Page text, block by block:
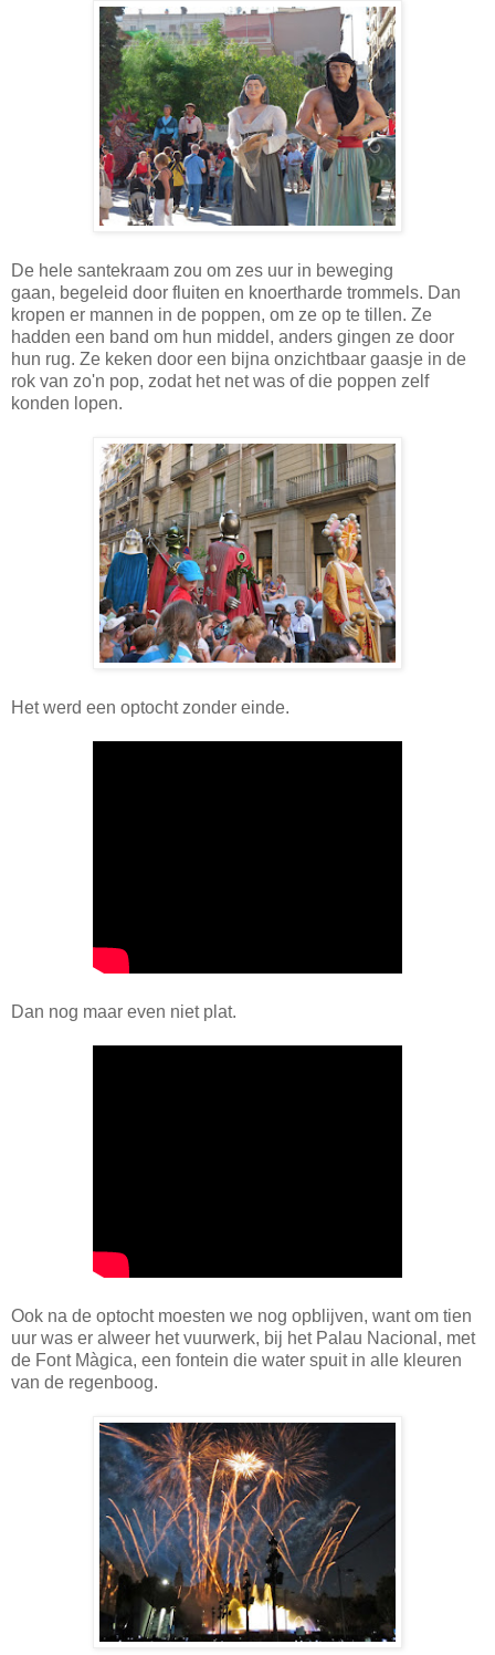
De hele santekraam zou om zes uur in beweging
gaan, begeleid door fluiten en knoertharde trommels. Dan
kropen er mannen in de poppen, om ze op te tillen. Ze
hadden een band om hun middel, anders gingen ze door
hun rug. Ze keken door een bijna onzichtbaar gaasje in de
rok van zo'n pop, zodat het net was of die poppen zelf
konden lopen.
Het werd een optocht zonder einde.
Dan nog maar even niet plat.
Ook na de optocht moesten we nog opblijven, want om tien
uur was er alweer het vuurwerk, bij het Palau Nacional, met
de Font Màgica, een fontein die water spuit in alle kleuren
van de regenboog.